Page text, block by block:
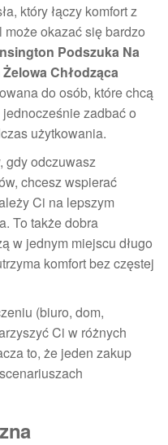
który łączy komfort z
może okazać się bardzo
Podszuka Na
Chłodząca
do osób, które chcą
zadbać o
użytkowania.
gdy odczuwasz
chcesz wspierać
Ci na lepszym
To także dobra
w jednym miejscu długo
komfort bez częstej
(biuro, dom,
Ci w różnych
to, że jeden zakup